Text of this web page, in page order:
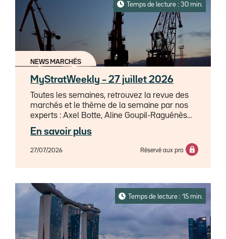
Temps de lecture : 30 min.
NEWS MARCHÉS
MyStratWeekly – 27 juillet 2026
Toutes les semaines, retrouvez la revue des
marchés et le thème de la semaine par nos
experts : Axel Botte, Aline Goupil-Raguénès
et Zouhoure Bousbih dans MyStratWeekly et
son podcast.
En savoir plus
27/07/2026 Réservé aux pro
Temps de lecture : 15 min.